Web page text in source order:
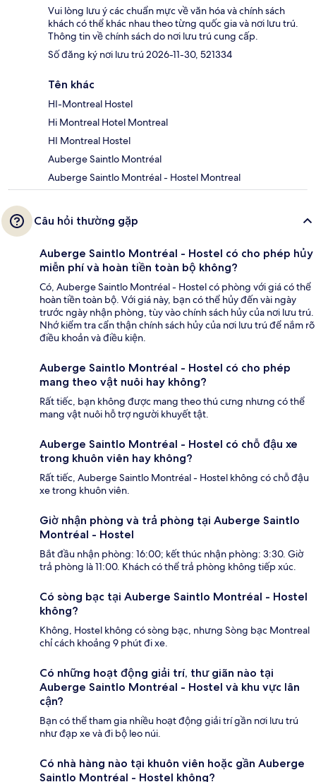
Vui lòng lưu ý các chuẩn mực về văn hóa và chính sách
khách có thể khác nhau theo từng quốc gia và nơi lưu trú.
Thông tin về chính sách do nơi lưu trú cung cấp.
Số đăng ký nơi lưu trú 2026-11-30, 521334
Tên khác
HI-Montreal Hostel
Hi Montreal Hotel Montreal
HI Montreal Hostel
Auberge Saintlo Montréal
Auberge Saintlo Montréal - Hostel Montreal
Câu hỏi thường gặp
Auberge Saintlo Montréal - Hostel có cho phép hủy
miễn phí và hoàn tiền toàn bộ không?
Có, Auberge Saintlo Montréal - Hostel có phòng với giá có thể
hoàn tiền toàn bộ. Với giá này, bạn có thể hủy đến vài ngày
trước ngày nhận phòng, tùy vào chính sách hủy của nơi lưu trú.
Nhớ kiểm tra cẩn thận chính sách hủy của nơi lưu trú để nắm rõ
điều khoản và điều kiện.
Auberge Saintlo Montréal - Hostel có cho phép
mang theo vật nuôi hay không?
Rất tiếc, bạn không được mang theo thú cưng nhưng có thể
mang vật nuôi hỗ trợ người khuyết tật.
Auberge Saintlo Montréal - Hostel có chỗ đậu xe
trong khuôn viên hay không?
Rất tiếc, Auberge Saintlo Montréal - Hostel không có chỗ đậu
xe trong khuôn viên.
Giờ nhận phòng và trả phòng tại Auberge Saintlo
Montréal - Hostel
Bắt đầu nhận phòng: 16:00; kết thúc nhận phòng: 3:30. Giờ
trả phòng là 11:00. Khách có thể trả phòng không tiếp xúc.
Có sòng bạc tại Auberge Saintlo Montréal - Hostel
không?
Không, Hostel không có sòng bạc, nhưng Sòng bạc Montreal
chỉ cách khoảng 9 phút đi xe.
Có những hoạt động giải trí, thư giãn nào tại
Auberge Saintlo Montréal - Hostel và khu vực lân
cận?
Bạn có thể tham gia nhiều hoạt động giải trí gần nơi lưu trú
như đạp xe và đi bộ leo núi.
Có nhà hàng nào tại khuôn viên hoặc gần Auberge
Saintlo Montréal - Hostel không?